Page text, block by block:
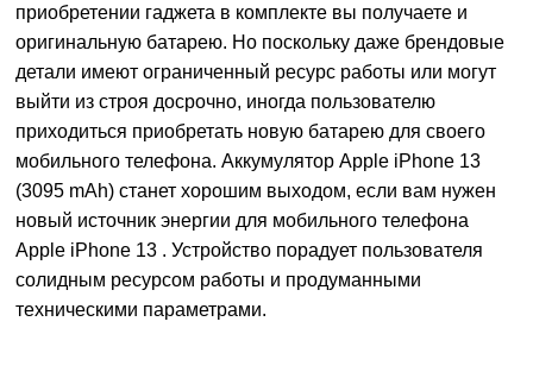
приобретении гаджета в комплекте вы получаете и
оригинальную батарею. Но поскольку даже брендовые
детали имеют ограниченный ресурс работы или могут
выйти из строя досрочно, иногда пользователю
приходиться приобретать новую батарею для своего
мобильного телефона. Аккумулятор Apple iPhone 13
(3095 mAh) станет хорошим выходом, если вам нужен
новый источник энергии для мобильного телефона
Apple iPhone 13 . Устройство порадует пользователя
солидным ресурсом работы и продуманными
техническими параметрами.